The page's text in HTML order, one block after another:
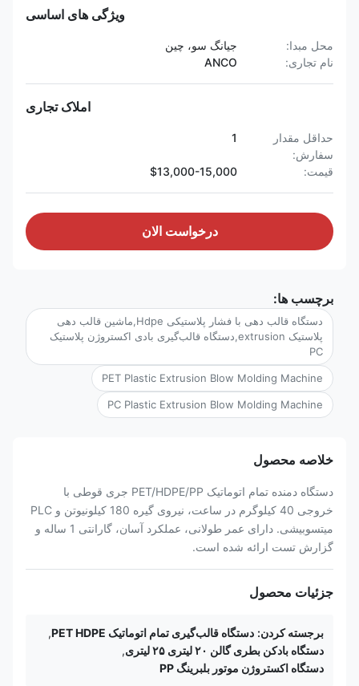
ویژگی های اساسی
محل مبدا:
جیانگ سو، چین
نام تجاری:
ANCO
املاک تجاری
حداقل مقدار
سفارش:
قیمت: $13,000-15,000
درخواست الان
برچسب ها:
دستگاه قالب دهی با فشار پلاستیکی Hdpe,ماشین قالب دهی
پلاستیک extrusion,دستگاه قالب‌گیری بادی اکستروژن پلاستیک
PET Plastic Extrusion Blow Molding Machine
PC Plastic Extrusion Blow Molding Machine
خلاصه محصول
دستگاه دمنده تمام اتوماتیک PET/HDPE/PP جری قوطی با
خروجی 40 کیلوگرم در ساعت، نیروی گیره 180 کیلونیوتن و PLC
میتسوبیشی. دارای عمر طولانی، عملکرد آسان، گارانتی 1 ساله و
گزارش تست ارائه شده است.
جزئیات محصول
برجسته کردن: دستگاه قالب‌گیری تمام اتوماتیک PET HDPE
,
دستگاه بادکن بطری گالن ۲۰ لیتری ۲۵ لیتری
,
دستگاه اکستروژن موتور بلبرینگ PP